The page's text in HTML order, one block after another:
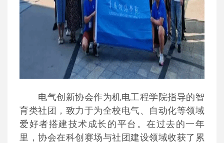
电气创新协会作为机电工程学院指导的智
育类社团，致力于为全校电气、自动化等领域
爱好者搭建技术成长的平台。在过去的一年
里，协会在科创赛场与社团建设领域收获了累